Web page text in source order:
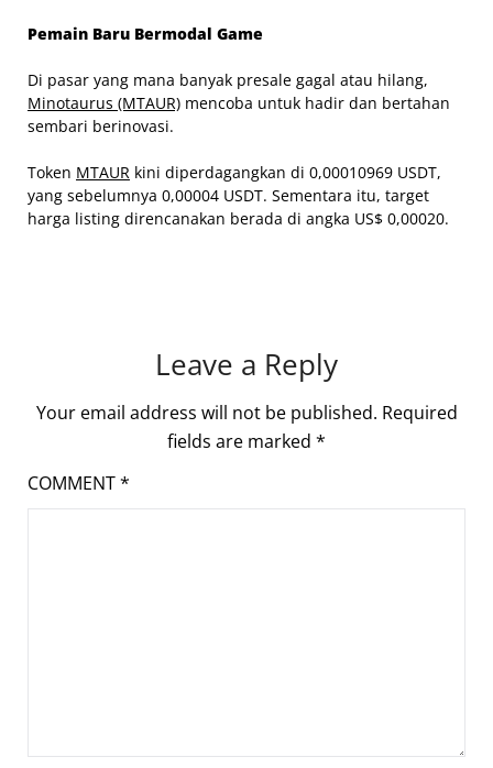
Pemain Baru Bermodal Game
Di pasar yang mana banyak presale gagal atau hilang,
Minotaurus (MTAUR) mencoba untuk hadir dan bertahan
sembari berinovasi.
Token MTAUR kini diperdagangkan di 0,00010969 USDT,
yang sebelumnya 0,00004 USDT. Sementara itu, target
harga listing direncanakan berada di angka US$ 0,00020.
Leave a Reply
Your email address will not be published. Required
fields are marked *
COMMENT*